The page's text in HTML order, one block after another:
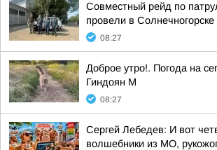
Совместный рейд по
провели в Солнечногорске
08:27
Доброе утро!. Погода на
Гиндоян М
08:27
Сергей Лебедев: И вот
волшебники из МО,